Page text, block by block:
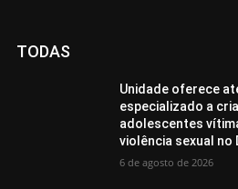
TODAS
Unidade oferece
especializado a
adolescentes
violência sexual no
6 de agosto de 2026